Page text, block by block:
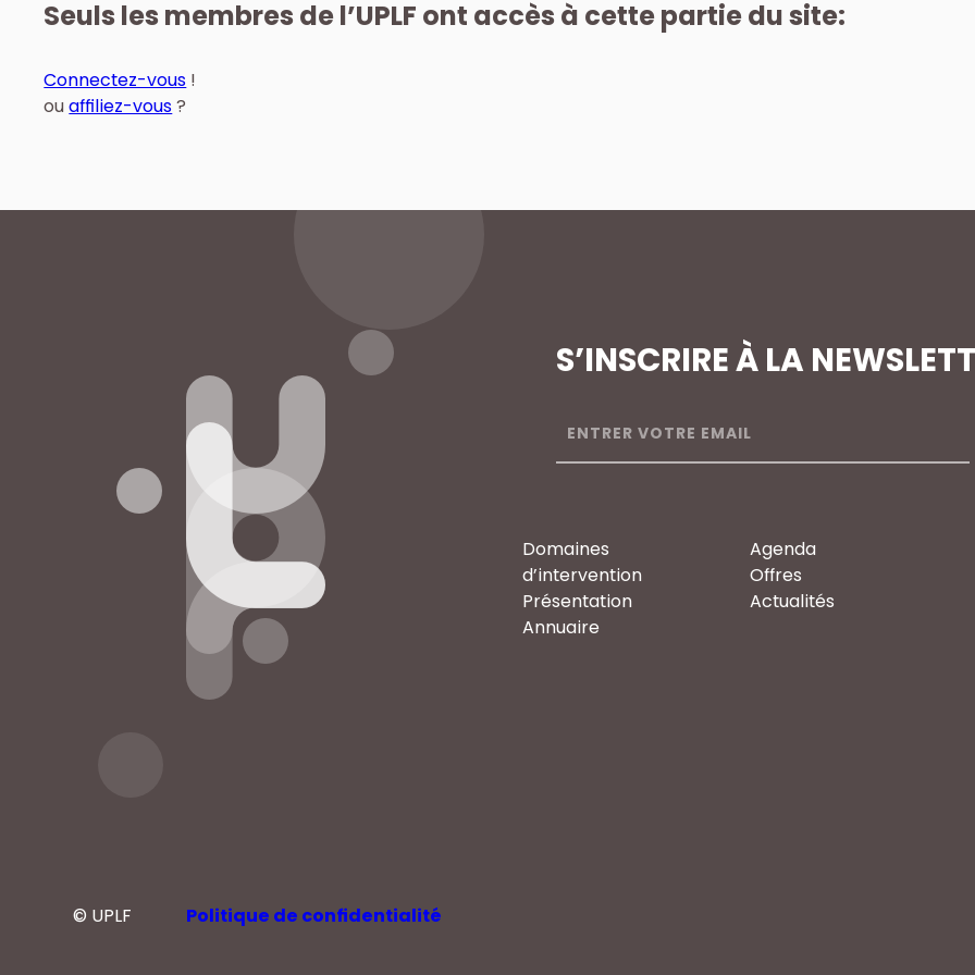
Seuls les membres de l’UPLF ont accès à cette partie du site:
Connectez-vous !
ouaffiliez-vous?
S’INSCRIRE À LA
Domaines
d’intervention
Présentation
Annuaire
Agenda
Offres
Actualités
© UPLF Politique de confidentialité